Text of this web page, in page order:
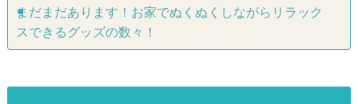
まだまだあります！お家でぬくぬくしながらリラック
スできるグッズの数々！